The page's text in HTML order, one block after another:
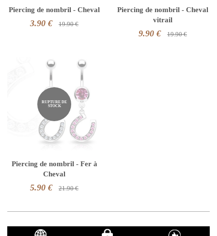
Piercing de nombril - Cheval
3.90 € 19.90 €
Piercing de nombril - Cheval
vitrail
9.90 € 19.90 €
RUPTURE DE
STOCK
Piercing de nombril - Fer à
Cheval
5.90 € 21.90 €